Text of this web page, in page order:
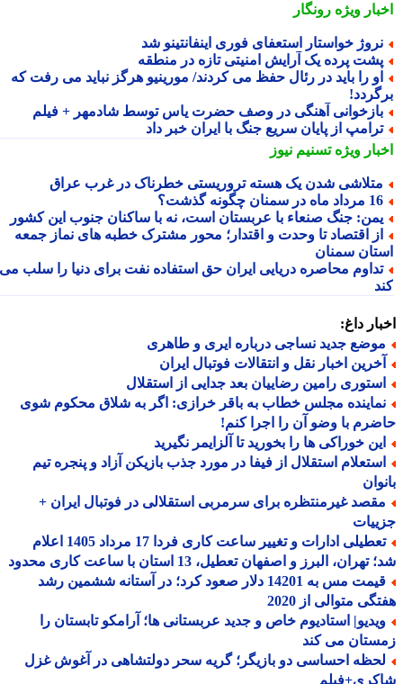
ویژهرونگار
خواستار استعفای فوری اینفانتینو شد
پرده یک آرایش امنیتی تازه در منطقه
را باید در رئال حفظ می کردند/ مورینیو هرگز نباید می رفت که
آهنگی در وصف حضرت یاس توسط شادمهر + فیلم
از پایان سریع جنگ با ایران خبر داد
ویژهتسنیم نیوز
شدن یک هسته تروریستی خطرناک در غرب عراق
در سمنان چگونه گذشت؟
جنگ صنعاء با عربستان است، نه با ساکنان جنوب این کشور
اقتصاد تا وحدت و اقتدار؛ محور مشترک خطبه های نماز جمعه
سمنان
محاصره دریایی ایران حق استفاده نفت برای دنیا را سلب می
داغ:
جدید نساجی درباره ایری و طاهری
اخبار نقل و انتقالات فوتبال ایران
رامین رضاییان بعد جدایی از استقلال
مجلس خطاب به باقر خرازی: اگر به شلاق محکوم شوی
با وضو آن را اجرا کنم!
خوراکی ها را بخورید تا آلزایمر نگیرید
استقلال از فیفا در مورد جذب بازیکن آزاد و پنجره تیم
غیرمنتظره برای سرمربی استقلالی در فوتبال ایران +
تعطیلی ادارات و تغییر ساعت کاری فردا 17 مرداد 1405 اعلام
البرز و اصفهان تعطیل، 13 استان با ساعت کاری محدود
قیمت مس به 14201 دلار صعود کرد؛ در آستانه ششمین رشد
متوالی از 2020
استادیوم خاص و جدید عربستانی ها؛ آرامکو تابستان را
می کند
احساسی دو بازیگر؛ گریه سحر دولتشاهی در آغوش غزل